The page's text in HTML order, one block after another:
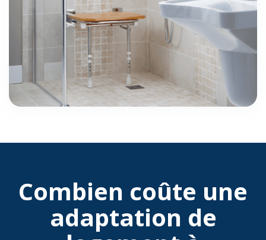
Combien coûte une
adaptation de